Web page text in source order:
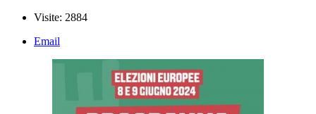
Visite: 2884
Email